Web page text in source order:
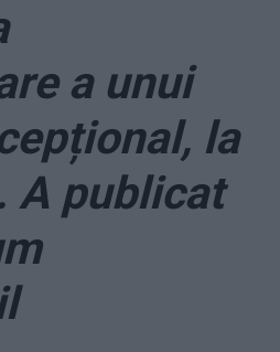
a unui
la
A publicat